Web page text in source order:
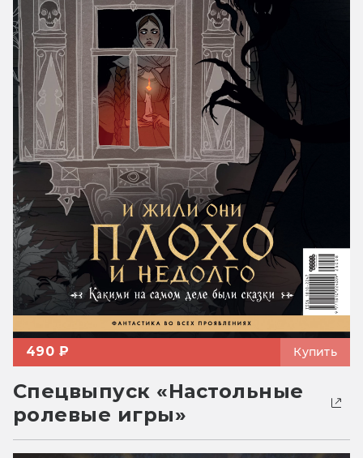
490 ₽ Купить
Спецвыпуск «Настольные
ролевые игры»